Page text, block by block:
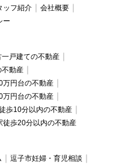
ッフ紹介
会社概要
ー
戸建ての不動産
不動産
万円台の不動産
万円台の不動産
歩10分以内の不動産
徒歩20分以内の不動産
逗子市妊婦・育児相談